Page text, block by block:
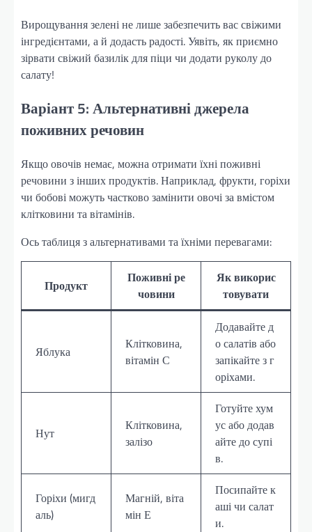
Вирощування зелені не лише забезпечить вас свіжими
інгредієнтами, а й додасть радості. Уявіть, як приємно
зірвати свіжий базилік для піци чи додати руколу до
салату!
Варіант 5: Альтернативні джерела
поживних речовин
Якщо овочів немає, можна отримати їхні поживні
речовини з інших продуктів. Наприклад, фрукти, горіхи
чи бобові можуть частково замінити овочі за вмістом
клітковини та вітамінів.
Ось таблиця з альтернативами та їхніми перевагами:
Продукт
Поживні ре
човини
Як викорис
товувати
Яблука
Клітковина,
вітамін С
Додавайте д
о салатів або
запікайте з г
оріхами.
Нут
Клітковина,
залізо
Готуйте хум
ус або додав
айте до супі
в.
Горіхи (мигд
аль)
Магній, віта
мін Е
Посипайте к
аші чи салат
и.